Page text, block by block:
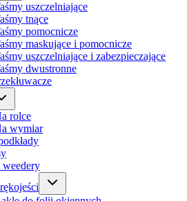
uszczelniające
tnące
pomocnicze
maskujące i pomocnicze
uszczelniające i zabezpieczające
dwustronne
rolce
wymiar
weedery